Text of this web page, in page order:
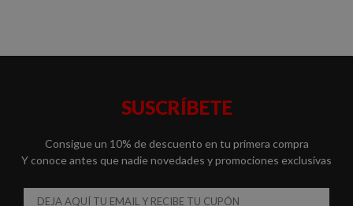
SUSCRÍBETE
Consigue un 10% de descuento en tu primera compra
Y conoce antes que nadie novedades y promociones exclusivas